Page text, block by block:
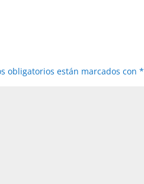
obligatorios están marcados con*